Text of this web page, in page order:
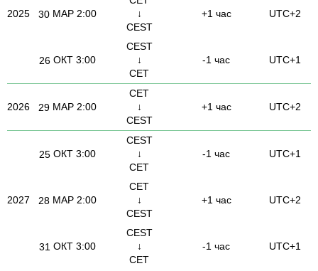
2025 30 МАР 2:00
↓
CEST
+1 час UTC+2
26 ОКТ 3:00
CEST
↓
CET
-1 час UTC+1
2026 29 МАР 2:00
CET
↓
CEST
+1 час UTC+2
25 ОКТ 3:00
CEST
↓
CET
-1 час UTC+1
2027 28 МАР 2:00
CET
↓
CEST
+1 час UTC+2
31 ОКТ 3:00
CEST
↓
CET
-1 час UTC+1